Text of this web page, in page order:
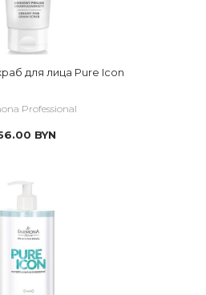
для лица Pure Icon
Professional
BYN